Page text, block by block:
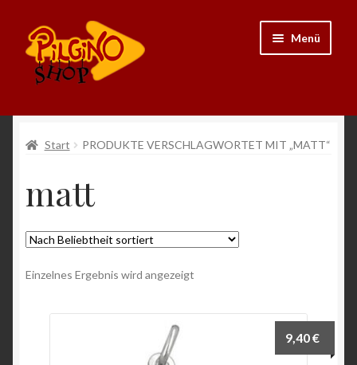
Zur
Navigation
springen
Zum
Inhalt
springen
Menü
Kleidung
Bücher
Start PRODUKTE VERSCHLAGWORTET MIT „MATT“
matt
Einzelnes Ergebnis wird angezeigt
9,40€